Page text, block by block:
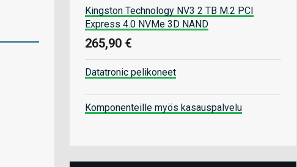
Kingston Technology NV3 2 TB M.2 PCI
Express 4.0 NVMe 3D NAND
265,90 €
Datatronic pelikoneet
Komponenteille myös kasauspalvelu